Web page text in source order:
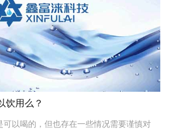
饮用么？
可以喝的，但也存在一些情况需要谨慎对